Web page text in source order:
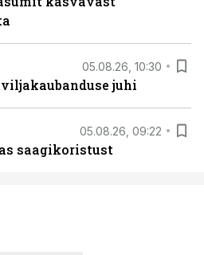
05.08.26, 10:30
juhi
05.08.26, 09:22
saagikoristust